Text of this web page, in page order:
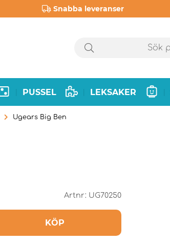
Snabba leveranser
PUSSEL LEKSAKER
Ugears Big Ben
Artnr: UG70250
KÖP